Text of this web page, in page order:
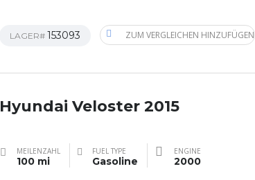
LAGER# 153093 ZUM VERGLEICHEN HINZUFÜGEN
Hyundai Veloster 2015
MEILENZAHL
100 mi
FUEL TYPE
Gasoline
ENGINE
2000